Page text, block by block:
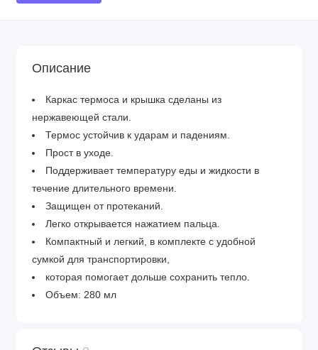
Описание
Каркас термоса и крышка сделаны из
нержавеющей стали.
Термос устойчив к ударам и падениям.
Прост в уходе.
Поддерживает температуру еды и жидкости в
течение длительного времени.
Защищен от протеканий.
Легко открывается нажатием пальца.
Компактный и легкий, в комплекте с удобной
сумкой для транспортировки,
которая помогает дольше сохранить тепло.
Объем: 280 мл